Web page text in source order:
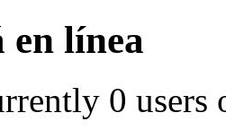
en línea
0 users